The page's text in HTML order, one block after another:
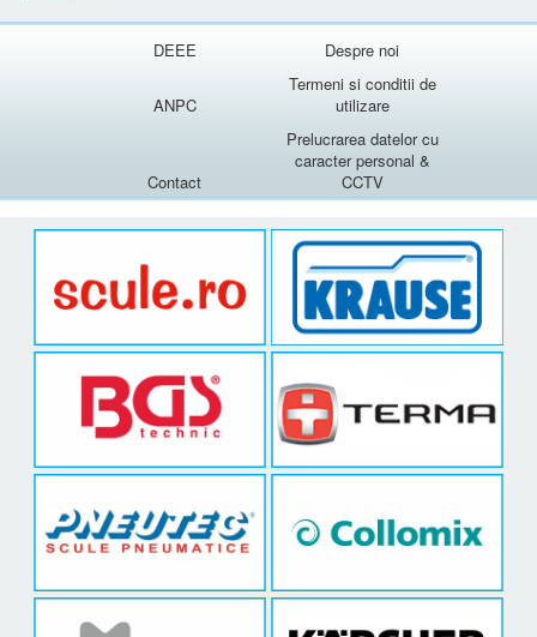
DEEE Despre noi
ANPC
Termeni si conditii de
utilizare
Contact
Prelucrarea datelor cu
caracter personal &
CCTV